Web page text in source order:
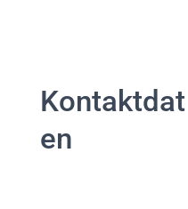
Kontaktdat
en